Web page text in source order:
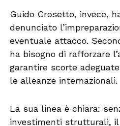
Guido Crosetto, invece,
denunciato
eventuale attacco.
ha bisogno di rafforzare
garantire scorte
le alleanze internazionali.
La sua linea è chiara:
investimenti strutturali, il